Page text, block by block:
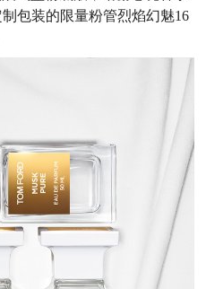
包装的限量粉管烈焰幻魅16